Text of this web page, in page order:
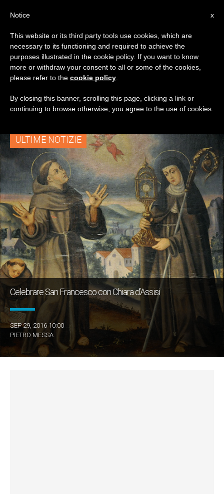
TAG
Posts Tagged ‘Chiesa
Di San Damiano’
ULTIME NOTIZIE
Celebrare San Francesco con Chiara d’Assisi
SEP 29, 2016 10:00
PIETRO MESSA
x
Notice
This website or its third party tools use cookies, which are
necessary to its functioning and required to achieve the
purposes illustrated in the cookie policy. If you want to know
more or withdraw your consent to all or some of the cookies,
please refer to the cookie policy
By closing this banner, scrolling this page, clicking a link or
continuing to browse otherwise, you agree to the use of cookies.